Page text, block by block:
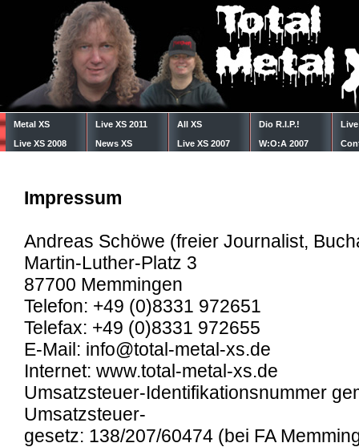
Metal XS Live XS 2011 All XS Dio R.I.P.!
Live
Live XS 2008
News XS Live XS 2007
W:O:A 2007
Impressum
Andreas Schöwe (freier Journalist,
Martin-Luther-Platz 3
87700 Memmingen
Telefon: +49 (0)8331 972651
Telefax: +49 (0)8331 972655
E-Mail: info@total-metal-xs.de
Internet: www.total-metal-xs.de
Umsatzsteuer-Identifikationsnummer
Umsatzsteuer-
gesetz: 138/207/60474 (bei FA